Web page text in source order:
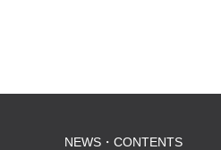
NEWS・CONTENTS